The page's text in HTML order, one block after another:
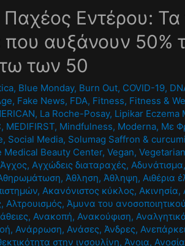
Παχέος Εντέρου:
αυξάνουν 50%
των 50
, Blue Monday, Burn Out, COVID-19,
, Fake News, FDA, Fitness, Fitness &
, La Roche-Posay, Lipikar Eczema
, MEDIFIRST, Mindfulness, Moderna, Mε
, Social Media, Solumag Saffron &
Medical Beauty Center,Vegan,Vegetarian
Άγχος, Αγχώδεις διαταραχές, Αδυνάτισμα,
, Άθληση, Άθληψη, Αιθέρια
, Ακανόνιστος κύκλος, Ακινησία,
, Αλτρουισμός, Άμυνα του ανοσοποιητικού
, Ανακοπή, Ανακούφιση,
, Ανάρρωση, Ανάσες, Άνδρες,
στην ινσουλίνη, Άνοια, Ανοσία